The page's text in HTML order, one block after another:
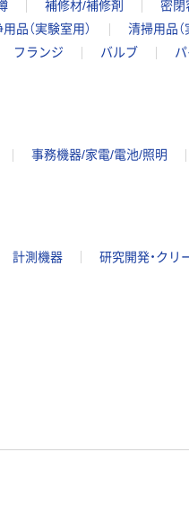
補修材/補修剤 密閉
品（実験室用） 清掃用品（
フランジ バルブ
事務機器/家電/電池/照明
計測機器 研究開発・クリ